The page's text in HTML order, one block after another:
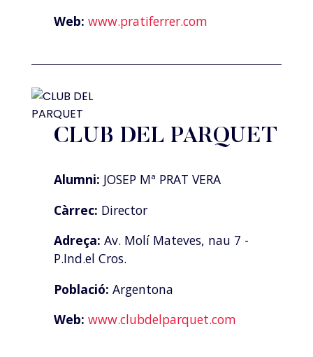
Web: www.pratiferrer.com
CLUB DEL PARQUET
Alumni: JOSEP Mª PRAT VERA
Càrrec: Director
Adreça: Av. Molí Mateves, nau 7 -
P.Ind.el Cros.
Població: Argentona
Web: www.clubdelparquet.com